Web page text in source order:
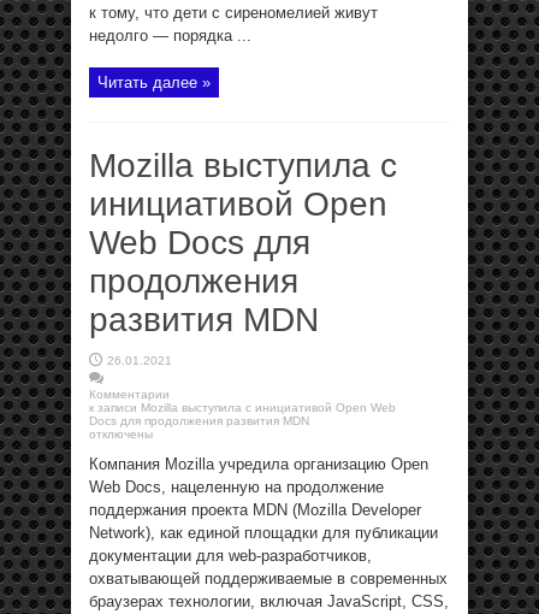
к тому, что дети с сиреномелией живут
недолго — порядка ...
Читать далее »
Mozilla выступила с
инициативой Open
Web Docs для
продолжения
развития MDN
26.01.2021
Комментарии
к записи Mozilla выступила с инициативой Open Web
Docs для продолжения развития MDN
отключены
Компания Mozilla учредила организацию Open
Web Docs, нацеленную на продолжение
поддержания проекта MDN (Mozilla Developer
Network), как единой площадки для публикации
документации для web-разработчиков,
охватывающей поддерживаемые в современных
браузерах технологии, включая JavaScript, CSS,